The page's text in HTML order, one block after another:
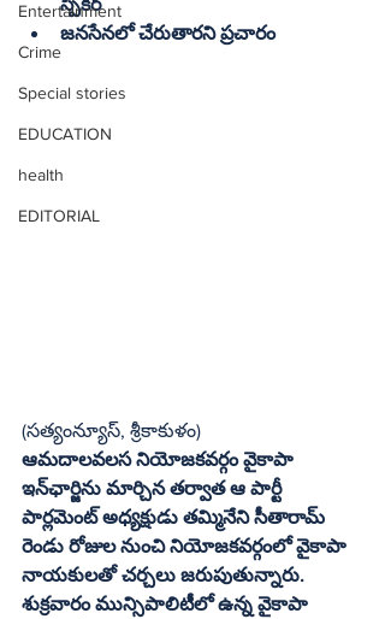
Entertainment
Crime
Special stories
EDUCATION
health
EDITORIAL
జనసేనలో చేరుతారని ప్రచారం
(సత్యంన్యూస్‌, శ్రీకాకుళం)
ఆమదాలవలస నియోజకవర్గం వైకాపా
ఇన్‌ఛార్జిను మార్చిన తర్వాత ఆ పార్టీ
పార్లమెంట్‌ అధ్యక్షుడు తమ్మినేని సీతారామ్‌
రెండు రోజుల నుంచి నియోజకవర్గంలో వైకాపా
నాయకులతో చర్చలు జరుపుతున్నారు.
శుక్రవారం మున్సిపాలిటీలో ఉన్న వైకాపా